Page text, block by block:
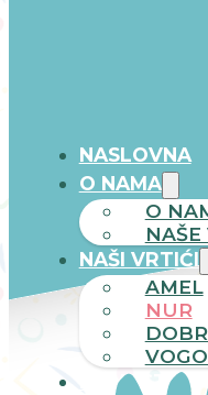
NASLOVNA
O NAMA
O
NAŠI VRTIĆI
AMEL
NUR
NOVOSTI